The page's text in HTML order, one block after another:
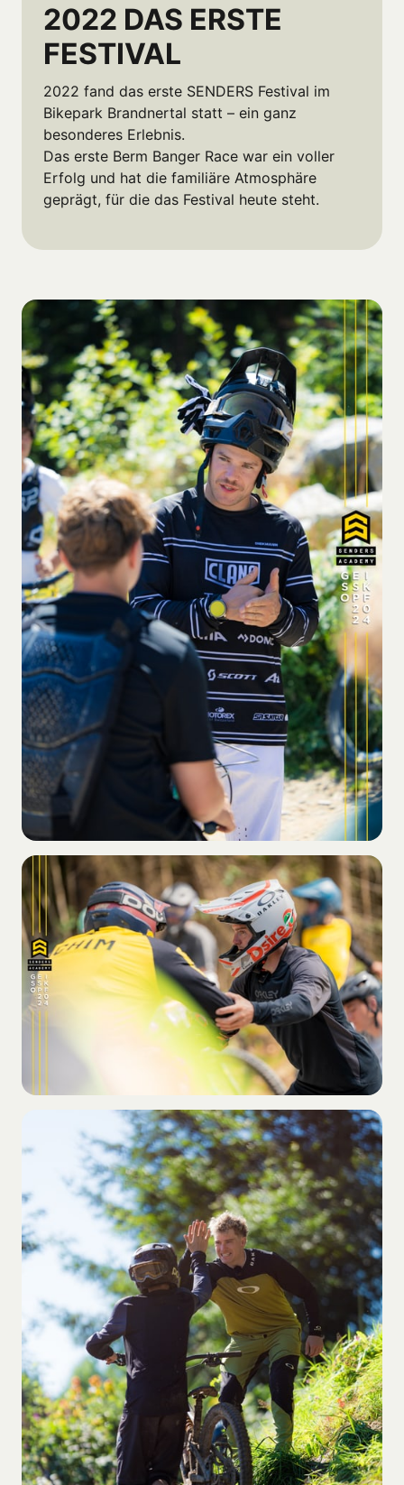
2022 DAS ERSTE
FESTIVAL
2022 fand das erste SENDERS Festival im
Bikepark Brandnertal statt – ein ganz
besonderes Erlebnis.
Das erste Berm Banger Race war ein voller
Erfolg und hat die familiäre Atmosphäre
geprägt, für die das Festival heute steht.